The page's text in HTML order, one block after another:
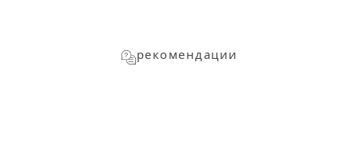
рекомендации